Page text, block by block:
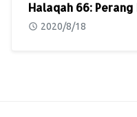
Halaqah 66:
2020/8/18